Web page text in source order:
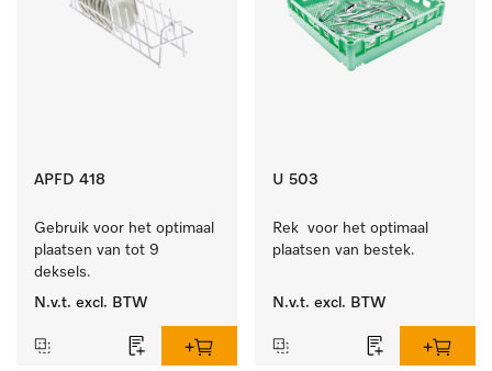
APFD 418
Gebruik voor het optimaal
plaatsen van tot 9
deksels.
N.v.t. excl. BTW
U 503
Rek  voor het optimaal
plaatsen van bestek.
N.v.t. excl. BTW